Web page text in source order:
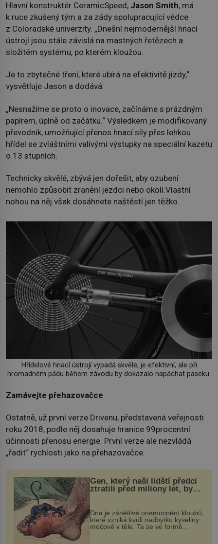
Hlavní konstruktér CeramicSpeed, Jason Smith, má
k ruce zkušený tým a za zády spolupracující vědce
z Coloradské univerzity. „Dnešní nejmodernější hnací
ústrojí jsou stále závislá na mastných řetězech a
složitém systému, po kterém kloužou.
Je to zbytečné tření, které ubírá na efektivitě jízdy,“
vysvětluje Jason a dodává:
„Nesnažíme se proto o inovace, začínáme s prázdným
papírem, úplně od začátku.“ Výsledkem je modifikovaný
převodník, umožňující přenos hnací síly přes lehkou
hřídel se zvláštními valivými výstupky na speciální kazetu
o 13 stupních.
Technicky skvělé, zbývá jen dořešit, aby ozubení
nemohlo způsobit zranění jezdci nebo okolí.Vlastní
nohou na něj však dosáhnete naštěstí jen těžko.
Hřídelové hnací ústrojí vypadá skvěle, je efektivní, ale při
hromadném pádu během závodu by dokázalo napáchat paseku.
Zamávejte přehazovačce
Ostatně, už první verze Drivenu, představená veřejnosti
roku 2018, podle něj dosahuje hranice 99procentní
účinnosti přenosu energie. První verze ale nezvládá
„řadit“ rychlosti jako na přehazovačce.
Gen, který naši lidští předci
ztratili před miliony let, by
mohl pomoci s léčbou
„nemoci králů“
Dna je zánětlivé onemocnění kloubů,
které vzniká kvůli nadbytku kyseliny
močové v těle. Ta se ve formě